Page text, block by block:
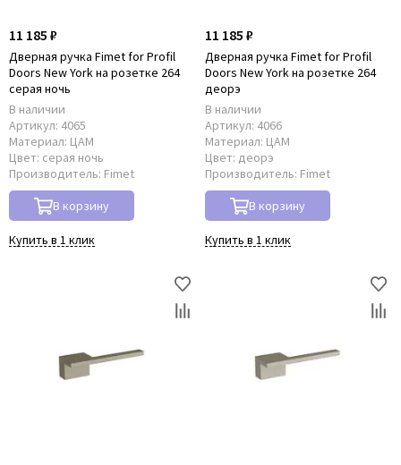
11 185 ₽
Дверная ручка Fimet for Рrofil
Doors New York на розетке 264
серая ночь
В наличии
Артикул: 4065
Материал: ЦАМ
Цвет: серая ночь
Производитель: Fimet
В корзину
Купить в 1 клик
11 185 ₽
Дверная ручка Fimet for Рrofil
Doors New York на розетке 264
деорэ
В наличии
Артикул: 4066
Материал: ЦАМ
Цвет: деорэ
Производитель: Fimet
В корзину
Купить в 1 клик